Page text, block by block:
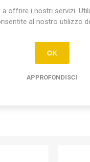
INVIA
offrire i nostri servizi.
al nostro utilizzo
OK
APPROFONDISCI